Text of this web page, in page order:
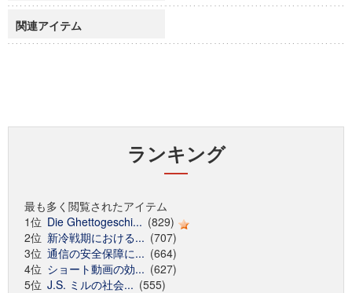
関連アイテム
ランキング
最も多く閲覧されたアイテム
1位 Die Ghettogeschi... (829)
2位 新冷戦期における... (707)
3位 通信の安全保障に... (664)
4位 ショート動画の効... (627)
5位 J.S. ミルの社会... (555)